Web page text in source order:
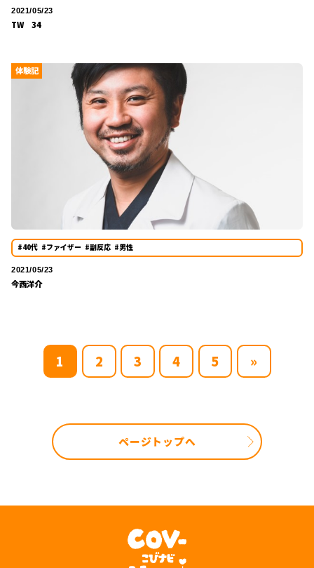
2021/05/23
TW 34
体験記
#40代 #ファイザー #副反応 #男性
2021/05/23
今西洋介
1 2 3 4 5 »
ページトップへ